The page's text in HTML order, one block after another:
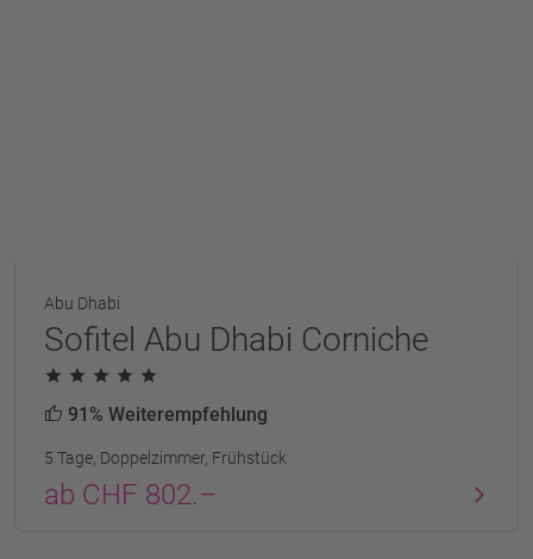
Abu Dhabi
Sofitel Abu Dhabi Corniche
91% Weiterempfehlung
5 Tage, Doppelzimmer, Frühstück
ab CHF 802.–